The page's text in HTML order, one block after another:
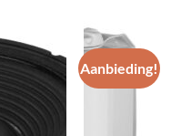
Toevoegen
aan
wenslijst
Aanbieding!